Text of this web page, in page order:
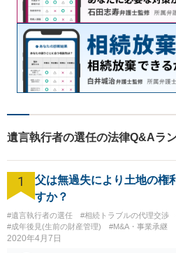
遺言執行者の選任の法律Q&Aラ
1
父は無過失により土地の権
すか？
#遺言執行者の選任 #相続トラブルの代理交渉
#成年後見(生前の財産管理)
#M&A・事業承継
2020年4月7日